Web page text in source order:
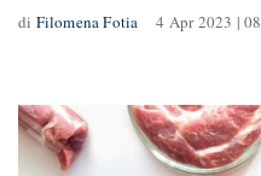
di Filomena Fotia 4 Apr 2023 |